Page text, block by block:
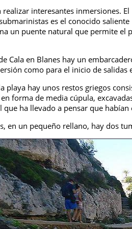
realizar interesantes inmersiones.
es el conocido
un puente natural que permite el
Cala en Blanes hay un
como para el inicio de
playa hay unos restos griegos
forma de media cúpula,
ha llevado a pensar que
en un pequeño rellano, hay dos